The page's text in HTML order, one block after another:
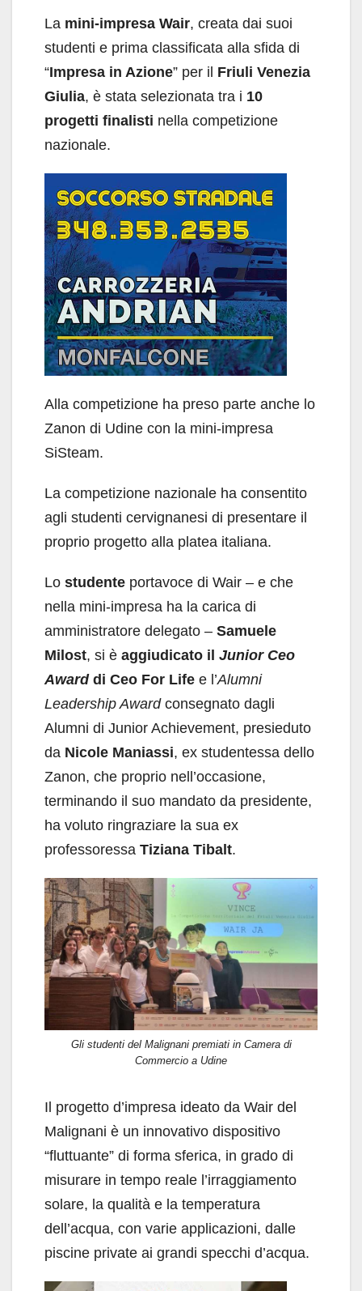
La mini-impresa Wair, creata dai suoi
studenti e prima classificata alla sfida di
“Impresa in Azione” per il Friuli Venezia
Giulia, è stata selezionata tra i 10
progetti finalisti nella competizione
nazionale.
Alla competizione ha preso parte anche lo
Zanon di Udine con la mini-impresa
SiSteam.
La competizione nazionale ha consentito
agli studenti cervignanesi di presentare il
proprio progetto alla platea italiana.
Lo studente portavoce di Wair – e che
nella mini-impresa ha la carica di
amministratore delegato – Samuele
Milost, si è aggiudicato il Junior Ceo
Awarddi Ceo For Life e l’Alumni
Leadership Awardconsegnato dagli
Alumni di Junior Achievement, presieduto
da Nicole Maniassi, ex studentessa dello
Zanon, che proprio nell’occasione,
terminando il suo mandato da presidente,
ha voluto ringraziare la sua ex
professoressa Tiziana Tibalt.
Gli studenti del Malignani premiati in Camera di
Commercio a Udine
Il progetto d’impresa ideato da Wair del
Malignani è un innovativo dispositivo
“fluttuante” di forma sferica, in grado di
misurare in tempo reale l’irraggiamento
solare, la qualità e la temperatura
dell’acqua, con varie applicazioni, dalle
piscine private ai grandi specchi d’acqua.